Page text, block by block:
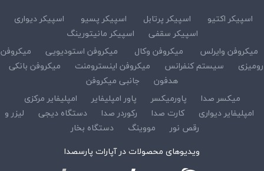
اسپیکر اکتیو اسپیکر پرتابل اسپیکر پسیو
اسپیکر دیواری
اسپیکر سقفی
اسپیکر مانیتورینگ
میکروفن وایرلس
میکروفن وکال میکروفن استودیویی
میکروفن
رومیزی
سیستم کنفرانس میکروفن اینسترومنت
میکروفن بانکی
هدفون
جانبی میکروفن
میکسر صدا
پاورمیکسر پاور امپلیفایر
امپلیفایر مرکزی
امپلیفایر دیواری
کارت صدا رکوردر صدا دستگاه دیجی
لیزر و
رقص نور
مووینگ
دستگاه بخار
ویدیوهای محصولات در آپارات پارسصدا